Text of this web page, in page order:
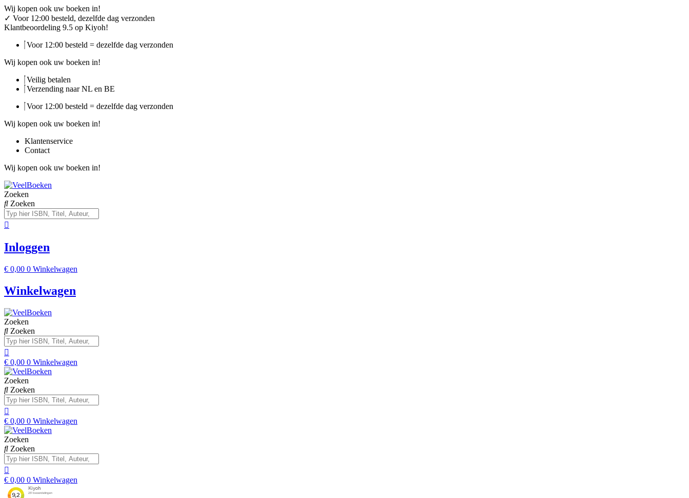
Ga
naar
de
Wij kopen ook uw boeken in!
✓ Voor 12:00 besteld, dezelfde dag verzonden
Klantbeoordeling 9.5 op Kiyoh!
Voor 12:00 besteld = dezelfde dag verzonden
Wij kopen ook uw boeken in!
Veilig betalen
Verzending naar NL en BE
Voor 12:00 besteld = dezelfde dag verzonden
Wij kopen ook uw boeken in!
Klantenservice
Contact
Wij kopen ook uw boeken in!
Zoeken
Zoeken
Inloggen
€ 0,00 0 Winkelwagen
Winkelwagen
Zoeken
Zoeken
€ 0,00 0 Winkelwagen
Zoeken
Zoeken
€ 0,00 0 Winkelwagen
Zoeken
Zoeken
€ 0,00 0 Winkelwagen